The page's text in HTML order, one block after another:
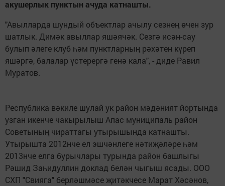
акушерлык пунктын ачуда катнашты.
"Авылларда шундый объектлар ачылу сезнең өчен зур
шатлык. Димәк авыллар яшәячәк. Сезгә исән-сау
булып әлеге клуб һәм пунктларның рәхәтен күреп
яшәргә, балалар үстерергә генә кала", - диде Равил
Муратов.
Республика вәкиле шулай ук район мәдәният йортында
узган икенче чакырылыш Апас муниципаль район
Советының чираттагы утырышында катнашты.
Утырышта 2012нче ел эшчәнлеге нәтиҗәләре һәм
2013нче елга бурычлары турында район башлыгы
Рәшид Заһидуллин доклад белән чыгыш ясады. ООО
СХП "Свияга" берләшмәсе җитәкчесе Марат Хәсәнов,